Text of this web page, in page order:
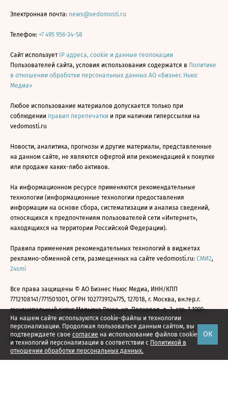
На нашем сайте используются cookie-файлы и технологии
персонализации. Продолжая пользоваться данным сайтом, вы
подтверждаете свое согласие на использование файлов cookie
и технологий персонализации в соответствии с Политикой в
отношении обработки персональных данных.
ОК
Электронная почта: news@vedomosti.ru
Телефон: +7 495 956-34-58
Сайт использует IP адреса, cookie и данные геолокации
Пользователей сайта, условия использования содержатся в Политике
в отношении обработки персональных данных АО «Бизнес Ньюс
Медиа»
Любое использование материалов допускается только при
соблюдении правил перепечатки и при наличии гиперссылки на
vedomosti.ru
Новости, аналитика, прогнозы и другие материалы, представленные
на данном сайте, не являются офертой или рекомендацией к покупке
или продаже каких-либо активов.
На информационном ресурсе применяются рекомендательные
технологии (информационные технологии предоставления
информации на основе сбора, систематизации и анализа сведений,
относящихся к предпочтениям пользователей сети «Интернет»,
находящихся на территории Российской Федерации).
Правила применения рекомендательных технологий в виджетах
рекламно-обменной сети, размещенных на сайте vedomosti.ru: СМИ2,
24smi
Все права защищены © АО Бизнес Ньюс Медиа, ИНН/КПП
7712108141/771501001, ОГРН 1027739124775, 127018, г. Москва, вн.тер.г.
муниципальный округ Марьина Роща, ул. Полковая, д. 3, стр. 1 1999—
2026